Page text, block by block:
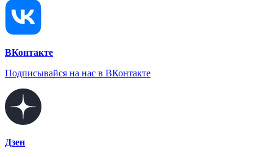
ВКонтакте
Подписывайся на нас в ВКонтакте
Дзен